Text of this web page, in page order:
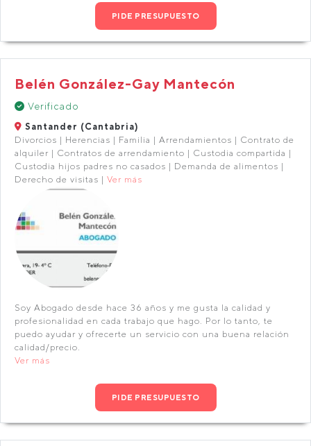
PIDE PRESUPUESTO
Belén González-Gay Mantecón
Verificado
Santander (Cantabria)
Divorcios | Herencias | Familia | Arrendamientos | Contrato de
alquiler | Contratos de arrendamiento | Custodia compartida |
Custodia hijos padres no casados | Demanda de alimentos |
Derecho de visitas | Ver más
Soy Abogado desde hace 36 años y me gusta la calidad y
profesionalidad en cada trabajo que hago. Por lo tanto, te
puedo ayudar y ofrecerte un servicio con una buena relación
calidad/precio.
Ver más
PIDE PRESUPUESTO